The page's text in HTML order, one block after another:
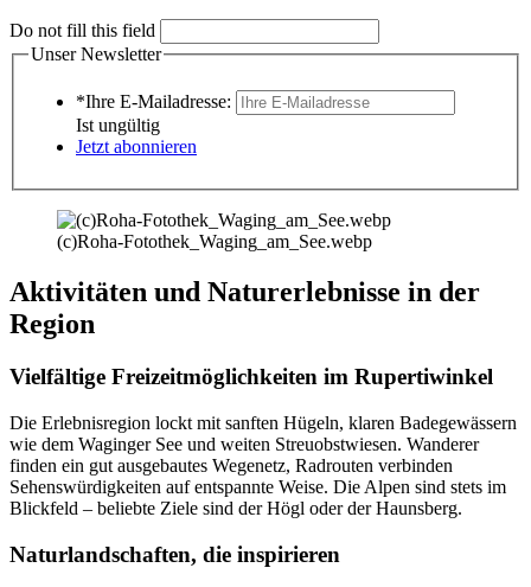
Do not fill this field
Unser Newsletter
*Ihre E-Mailadresse:
Ist ungültig
Jetzt abonnieren
(c)Roha-Fotothek_Waging_am_See.webp
Aktivitäten und Naturerlebnisse in der
Region
Vielfältige Freizeitmöglichkeiten im Rupertiwinkel
Die Erlebnisregion lockt mit sanften Hügeln, klaren Badegewässern
wie dem Waginger See und weiten Streuobstwiesen. Wanderer
finden ein gut ausgebautes Wegenetz, Radrouten verbinden
Sehenswürdigkeiten auf entspannte Weise. Die Alpen sind stets im
Blickfeld – beliebte Ziele sind der Högl oder der Haunsberg.
Naturlandschaften, die inspirieren